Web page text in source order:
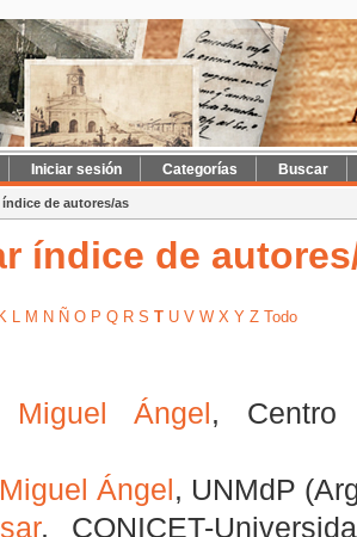
Iniciar sesión Categorías Buscar
índice de autores/as
índice de
K M N Ñ O P Q R S T U V W X Y Z Todo
Miguel Ángel, Centro
Ángel, UNMdP
, CONICET-